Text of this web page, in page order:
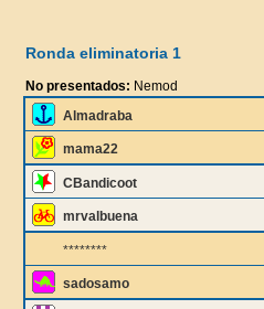
Ronda eliminatoria 1
No presentados: Nemod
Almadraba
mama22
CBandicoot
mrvalbuena
********
sadosamo